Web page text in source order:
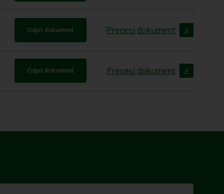
Odpri dokument Prenesi dokument
Odpri dokument Prenesi dokument